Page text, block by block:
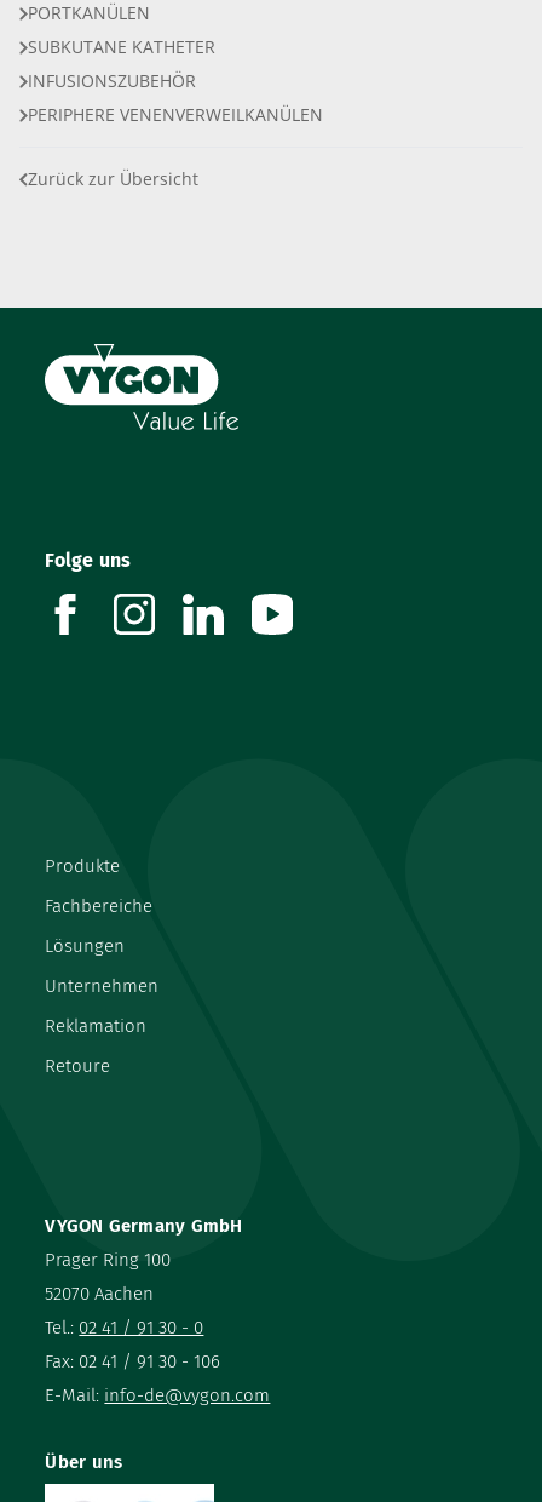
PORTKANÜLEN
SUBKUTANE KATHETER
INFUSIONSZUBEHÖR
PERIPHERE VENENVERWEILKANÜLEN
Zurück zur Übersicht
VYGON Germany GmbH
Prager Ring 100
52070 Aachen
Tel.: 02 41 / 91 30 - 0
Fax: 02 41 / 91 30 - 106
E-Mail: info-de@vygon.com
Produkte
Fachbereiche
Lösungen
Unternehmen
Reklamation
Retoure
Über uns
Folge uns